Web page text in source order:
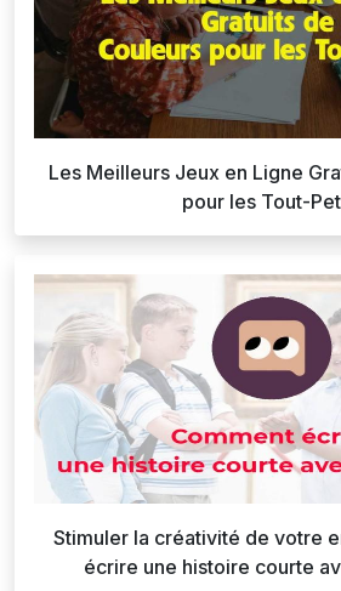
Les Meilleurs Jeux en Ligne
pour les Tout-
Stimuler la créativité de votre
écrire une histoire courte